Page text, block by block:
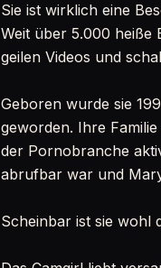
Sie ist wirklich eine
Weit über 5.000 heiße
geilen Videos und
Geboren wurde sie
geworden. Ihre
der Pornobranche
abrufbar war und
Scheinbar ist sie wohl